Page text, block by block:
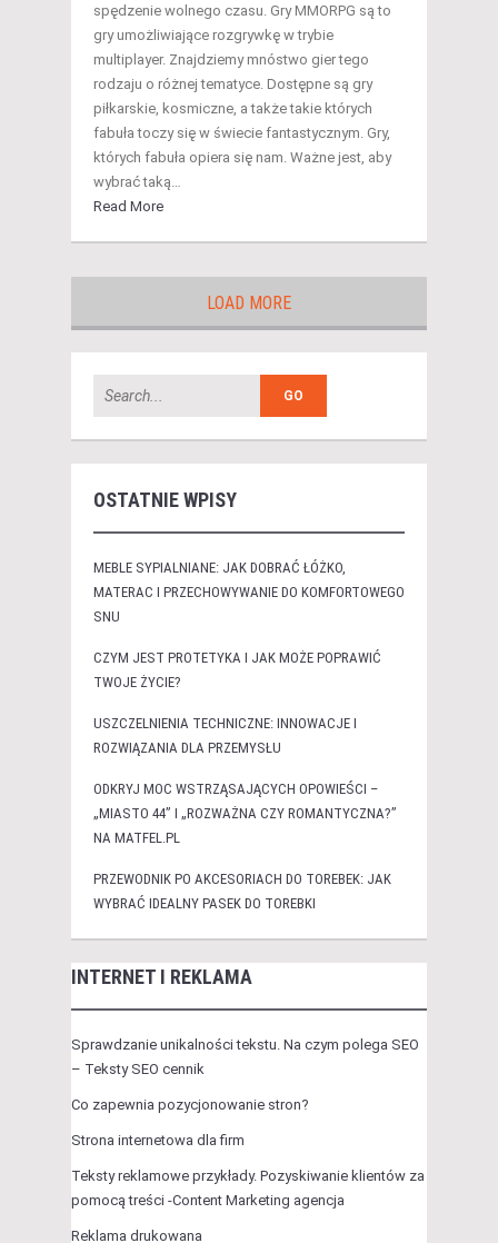
spędzenie wolnego czasu. Gry MMORPG są to
gry umożliwiające rozgrywkę w trybie
multiplayer. Znajdziemy mnóstwo gier tego
rodzaju o różnej tematyce. Dostępne są gry
piłkarskie, kosmiczne, a także takie których
fabuła toczy się w świecie fantastycznym. Gry,
których fabuła opiera się nam. Ważne jest, aby
wybrać taką…
Read More
LOAD MORE
OSTATNIE WPISY
MEBLE SYPIALNIANE: JAK DOBRAĆ ŁÓŻKO,
MATERAC I PRZECHOWYWANIE DO KOMFORTOWEGO
SNU
CZYM JEST PROTETYKA I JAK MOŻE POPRAWIĆ
TWOJE ŻYCIE?
USZCZELNIENIA TECHNICZNE: INNOWACJE I
ROZWIĄZANIA DLA PRZEMYSŁU
ODKRYJ MOC WSTRZĄSAJĄCYCH OPOWIEŚCI –
„MIASTO 44” I „ROZWAŻNA CZY ROMANTYCZNA?”
NA MATFEL.PL
PRZEWODNIK PO AKCESORIACH DO TOREBEK: JAK
WYBRAĆ IDEALNY PASEK DO TOREBKI
INTERNET I REKLAMA
Sprawdzanie unikalności tekstu. Na czym polega SEO
– Teksty SEO cennik
Co zapewnia pozycjonowanie stron?
Strona internetowa dla firm
Teksty reklamowe przykłady. Pozyskiwanie klientów za
pomocą treści -Content Marketing agencja
Reklama drukowana